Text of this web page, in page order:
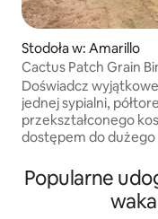
Stodoła w: Amarillo
Cactus Patch Grain
Doświadcz
jednej sypialni,
przekształconego
dostępem do dużego
poddaszu ma łóżko
i łazienkę z toaletą.
pełnowymiarowe
Popularne